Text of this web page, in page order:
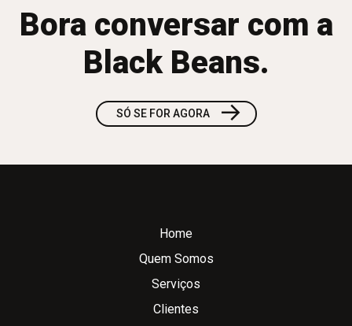
Bora conversar com a
Black Beans.
SÓ SE FOR AGORA →
Home
Quem Somos
Serviços
Clientes